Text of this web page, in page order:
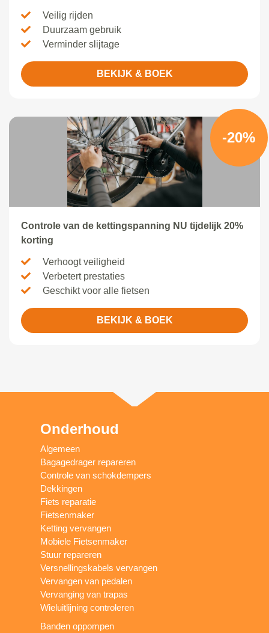
Veilig rijden
Duurzaam gebruik
Verminder slijtage
BEKIJK & BOEK
-20%
Controle van de kettingspanning NU tijdelijk 20%
korting
Verhoogt veiligheid
Verbetert prestaties
Geschikt voor alle fietsen
BEKIJK & BOEK
Onderhoud
Algemeen
Bagagedrager repareren
Controle van schokdempers
Dekkingen
Fiets reparatie
Fietsenmaker
Ketting vervangen
Mobiele Fietsenmaker
Stuur repareren
Versnellingskabels vervangen
Vervangen van pedalen
Vervanging van trapas
Wieluitlijning controleren
Banden oppompen